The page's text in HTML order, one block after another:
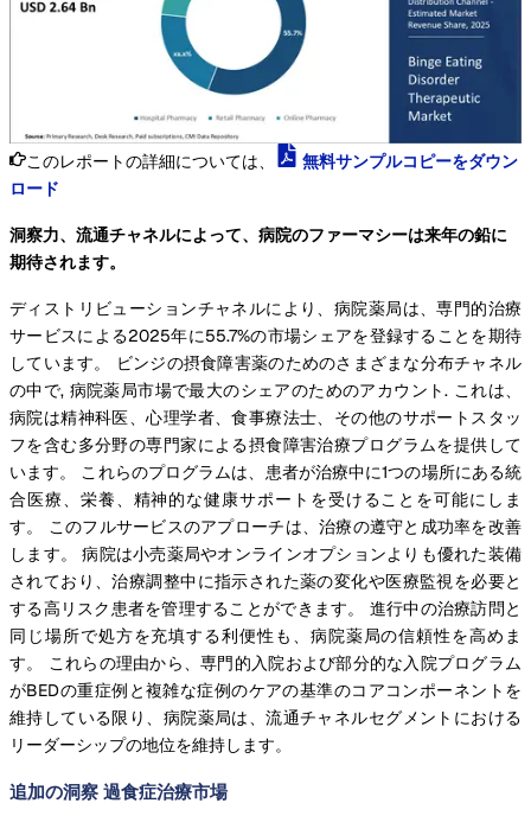
このレポートの詳細については、
無料サンプルコピーをダウン
ロード
洞察力、流通チャネルによって、病院のファーマシーは来年の鉛に
期待されます。
ディストリビューションチャネルにより、病院薬局は、専門的治療
サービスによる2025年に55.7%の市場シェアを登録することを期待
しています。 ビンジの摂食障害薬のためのさまざまな分布チャネル
の中で, 病院薬局市場で最大のシェアのためのアカウント. これは、
病院は精神科医、心理学者、食事療法士、その他のサポートスタッ
フを含む多分野の専門家による摂食障害治療プログラムを提供して
います。 これらのプログラムは、患者が治療中に1つの場所にある統
合医療、栄養、精神的な健康サポートを受けることを可能にしま
す。 このフルサービスのアプローチは、治療の遵守と成功率を改善
します。 病院は小売薬局やオンラインオプションよりも優れた装備
されており、治療調整中に指示された薬の変化や医療監視を必要と
する高リスク患者を管理することができます。 進行中の治療訪問と
同じ場所で処方を充填する利便性も、病院薬局の信頼性を高めま
す。 これらの理由から、専門的入院および部分的な入院プログラム
がBEDの重症例と複雑な症例のケアの基準のコアコンポーネントを
維持している限り、病院薬局は、流通チャネルセグメントにおける
リーダーシップの地位を維持します。
追加の洞察 過食症治療市場